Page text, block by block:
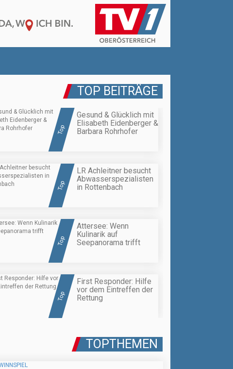
TOP BEITRÄGE
Top
Gesund & Glücklich mit
Elisabeth Eidenberger &
Barbara Rohrhofer
Top
LR Achleitner besucht
Abwasserspezialisten
in Rottenbach
Top
Attersee: Wenn
Kulinarik auf
Seepanorama trifft
Top
First Responder: Hilfe
vor dem Eintreffen der
Rettung
TOPTHEMEN